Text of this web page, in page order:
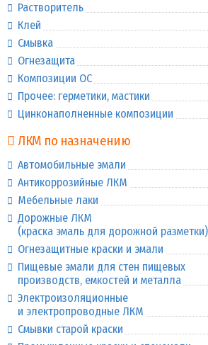
Растворитель
Клей
Смывка
Огнезащита
Композиции ОС
Прочее: герметики, мастики
Цинконаполненные композиции
ЛКМ по назначению
Автомобильные эмали
Антикоррозийные ЛКМ
Мебельные лаки
Дорожные ЛКМ
(краска эмаль для дорожной разметки)
Огнезащитные краски и эмали
Пищевые эмали для стен пищевых
производств, емкостей и металла
Электроизоляционные
и электропроводные ЛКМ
Смывки старой краски